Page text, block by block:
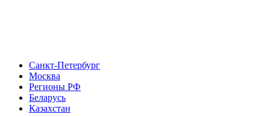
Санкт-Петербург
Москва
Регионы РФ
Беларусь
Казахстан